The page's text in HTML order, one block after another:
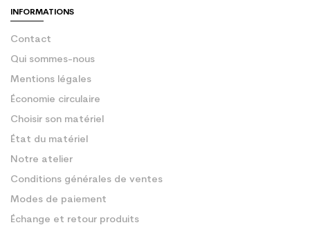
INFORMATIONS
Contact
Qui sommes-nous
Mentions légales
Économie circulaire
Choisir son matériel
État du matériel
Notre atelier
Conditions générales de ventes
Modes de paiement
Échange et retour produits